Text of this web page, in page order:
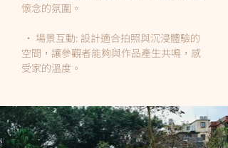
懷念的氛圍。
• 場景互動: 設計適合拍照與沉浸體驗的
空間，讓參觀者能夠與作品產生共鳴，感
受家的溫度。